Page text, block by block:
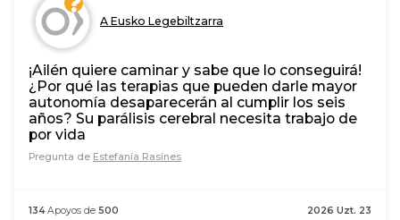
A Eusko Legebiltzarra
¡Ailén quiere caminar y sabe que lo conseguirá!
¿Por qué las terapias que pueden darle mayor
autonomía desaparecerán al cumplir los seis
años? Su parálisis cerebral necesita trabajo de
por vida
Pregunta de Estefanía Rasines
2026 Uzt. 23
134Apoyos de 500